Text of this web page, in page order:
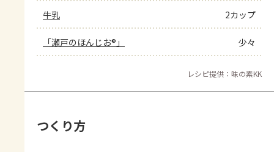
牛乳 2カップ
「瀬戸のほんじお®」 少々
レシピ提供：味の素KK
つくり方